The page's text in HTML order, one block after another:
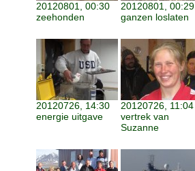
20120801, 00:30
zeehonden
20120801, 00:29
ganzen loslaten
20120726, 14:30
energie uitgave
20120726, 11:04
vertrek van
Suzanne